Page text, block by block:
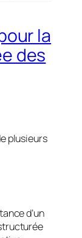
la
des
plusieurs
d’un